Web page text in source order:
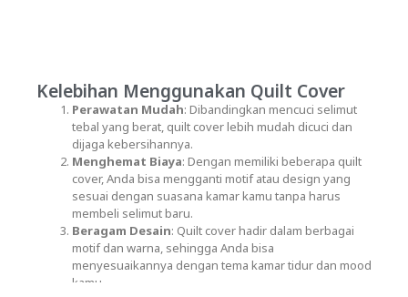
Kelebihan Menggunakan Quilt Cover
Perawatan Mudah: Dibandingkan mencuci selimut
tebal yang berat, quilt cover lebih mudah dicuci dan
dijaga kebersihannya.
Menghemat Biaya: Dengan memiliki beberapa quilt
cover, Anda bisa mengganti motif atau design yang
sesuai dengan suasana kamar kamu tanpa harus
membeli selimut baru.
Beragam Desain: Quilt cover hadir dalam berbagai
motif dan warna, sehingga Anda bisa
menyesuaikannya dengan tema kamar tidur dan mood
kamu.